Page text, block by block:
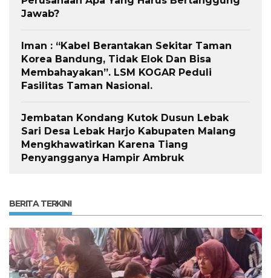
Jawab?
Iman : “Kabel Berantakan Sekitar Taman
Korea Bandung, Tidak Elok Dan Bisa
Membahayakan”. LSM KOGAR Peduli
Fasilitas Taman Nasional.
Jembatan Kondang Kutok Dusun Lebak
Sari Desa Lebak Harjo Kabupaten Malang
Mengkhawatirkan Karena Tiang
Penyangganya Hampir Ambruk
BERITA TERKINI